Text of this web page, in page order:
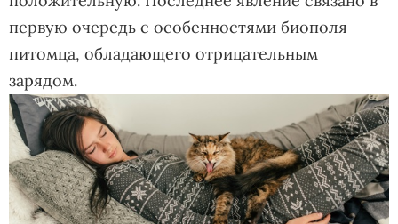
первую очередь с особенностями биополя
питомца, обладающего отрицательным
зарядом.